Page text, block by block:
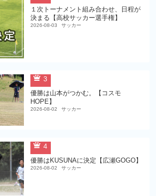
１次トーナメント組み合わせ、日程が
決まる【高校サッカー選手権】
2026-08-03 サッカー
3
優勝は山本がつかむ。【コスモ
HOPE】
2026-08-02 サッカー
4
優勝はKUSUNAに決定【広瀬GOGO】
2026-08-02 サッカー